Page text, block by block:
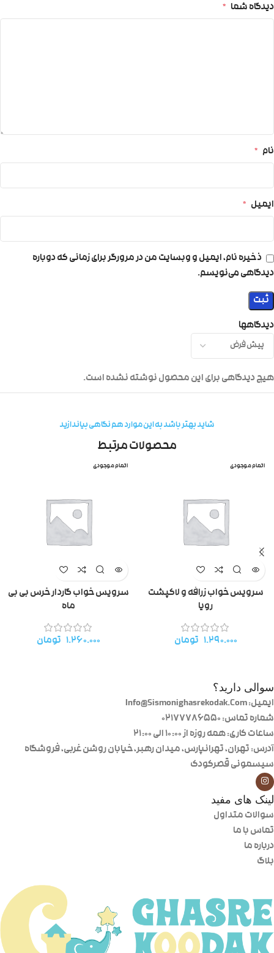
دیدگاهها
هیچ دیدگاهی برای این محصول نوشته نشده است.
دیدگاه شما *
نام *
ایمیل *
ذخیره نام، ایمیل و وبسایت من در مرورگر برای زمانی که دوباره
دیدگاهی می‌نویسم.
شاید بهتر باشد به این موارد هم نگاهی بیاندازید
محصولات مرتبط
اتمام موجودی
سرویس خواب زرافه و لاکپشت
رویا
۱.۲۹۰.۰۰۰ تومان
اتمام موجودی
سرویس خواب گاردار خرس بی بی
ماه
۱.۲۶۰.۰۰۰ تومان
سوالی دارید؟
ایمیل: Info@Sismonighasrekodak.Com
شماره تماس: 02177786550
ساعات کاری: همه روزه از ۱۰:۰۰ الی ۲۱:۰۰
آدرس: تهران، تهرانپارس، میدان رهبر، خیابان روشن غربی، فروشگاه
سیسمونی قصرکودک
لینک های مفید
سوالات متداول
تماس با ما
درباره ما
بلاگ